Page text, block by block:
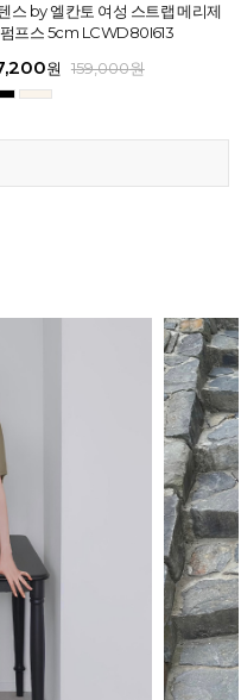
by 엘칸토 여성 크로스 와이드
랩 컴포트 샌들 3.5cm LCWW27
원 159,000원
스 by 엘칸토 여성 스트랩 메리제
프스 5cm LCWD80I613
원 159,000원
스 by 엘칸토 여성 클래식 스트랩
2cm LCWD72I613
원 159,000원
by 엘칸토 여성 데이엔 스니커즈
LCWS20M613
원 189,000원
by 엘칸토 여성 크로스 와이드
랩 컴포트 샌들 3.5cm LCWW27
원 159,000원
스 by 엘칸토 여성 스트랩 메리제
프스 5cm LCWD80I613
원 159,000원